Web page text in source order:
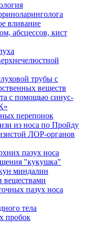
вливание
абсцессов, кист
трубы с
веществ
с помощью синус-
перепонок
из носа по Пройду
ЛОР-органов
пазух носа
"кукушка"
миндалин
веществами
пазух носа
тела
пробок